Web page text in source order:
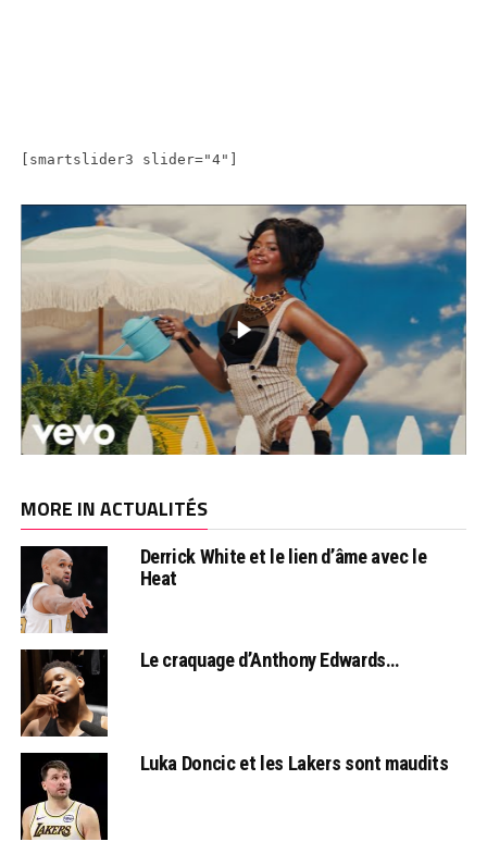
[smartslider3 slider="4"]
MORE IN ACTUALITÉS
Derrick White et le lien d’âme avec le
Heat
Le craquage d’Anthony Edwards…
Luka Doncic et les Lakers sont maudits